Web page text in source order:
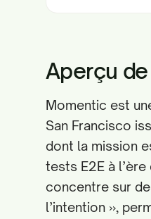
Aperçu
Momentic est
San Francisco
dont la mission
tests E2E à l’ère
concentre sur
l’intention »,